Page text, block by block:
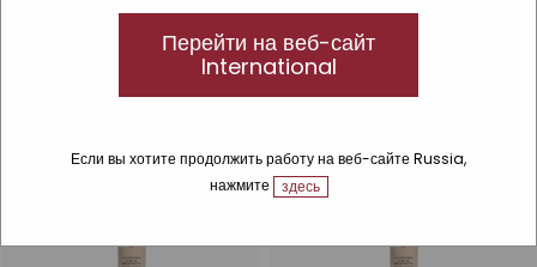
Перейти на веб-сайт
International
Если вы хотите продолжить работу на веб-сайте Russia,
нажмите
здесь
Купить онлайн профессиональные продукты Tahe, ваш бренд
парикмахерского искусства и эстетики по лучшей цене